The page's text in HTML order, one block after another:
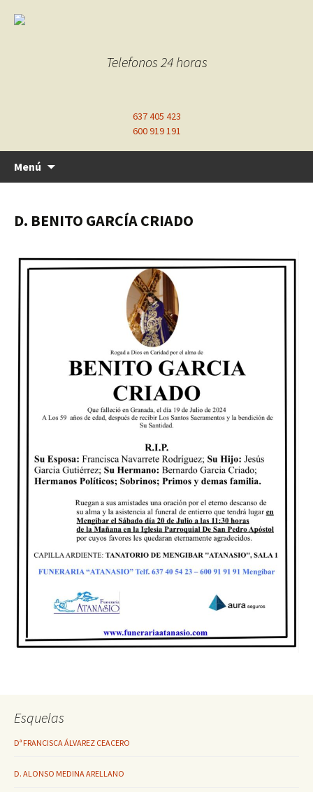
Telefonos 24 horas
637 405 423
600 919 191
Menú
D. BENITO GARCÍA CRIADO
Esquelas
Dª FRANCISCA ÁLVAREZ CEACERO
D. ALONSO MEDINA ARELLANO